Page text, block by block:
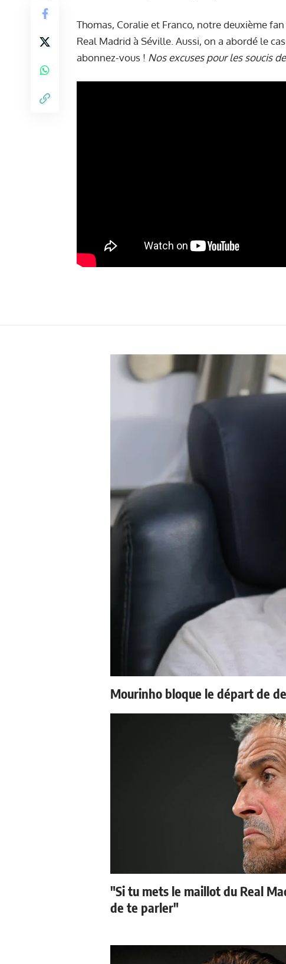
Thomas, Coralieet Franco, notre deuxième
Real Madrid à Séville. Aussi, on a abordé le
abonnez-vous ! Nos excuses pour les soucis
Mourinho bloque le départ de
"Si tu mets le maillot du Real
de te parler"